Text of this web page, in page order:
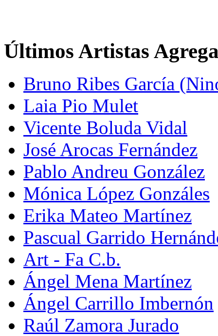
Últimos Artistas
Bruno Ribes García
Laia Pio Mulet
Vicente Boluda Vidal
José Arocas Fernández
Pablo Andreu González
Mónica López Gonzáles
Erika Mateo Martínez
Pascual Garrido
Art - Fa C.b.
Ángel Mena Martínez
Ángel Carrillo Imbernón
Raúl Zamora Jurado